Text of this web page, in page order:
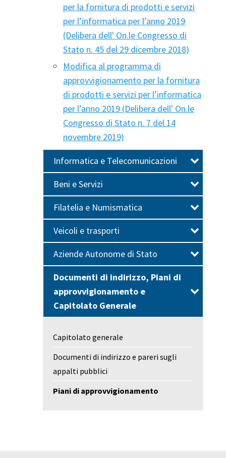
per la fornitura di prodotti e servizi
per l’informatica per l’anno 2019
(Delibera dell' On.le Congresso di
Stato n. 45 del 29 dicembre 2018)
Modifica al programma di
approvvigionamento per la fornitura
di prodotti e servizi per l’informatica
per l’anno 2019 (Delibera dell' On.le
Congresso di Stato n. 7 del 14
novembre 2019)
Informatica e Telecomunicazioni
Beni e Servizi
Filatelia e Numismatica
Veicoli e trasporti
Aziende Autonome di Stato
Documenti di indirizzo, Piani di
approvvigionamento e
Capitolato Generale
Capitolato generale
Documenti di indirizzo e pareri sugli
appalti pubblici
Piani di approvvigionamento